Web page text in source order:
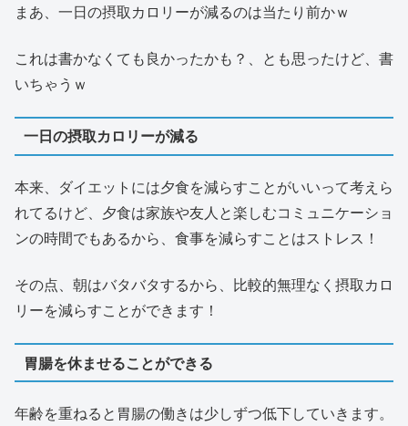
まあ、一日の摂取カロリーが減るのは当たり前かｗ
これは書かなくても良かったかも？、とも思ったけど、書
いちゃうｗ
一日の摂取カロリーが減る
本来、ダイエットには夕食を減らすことがいいって考えら
れてるけど、夕食は家族や友人と楽しむコミュニケーショ
ンの時間でもあるから、食事を減らすことはストレス！
その点、朝はバタバタするから、比較的無理なく摂取カロ
リーを減らすことができます！
胃腸を休ませることができる
年齢を重ねると胃腸の働きは少しずつ低下していきます。